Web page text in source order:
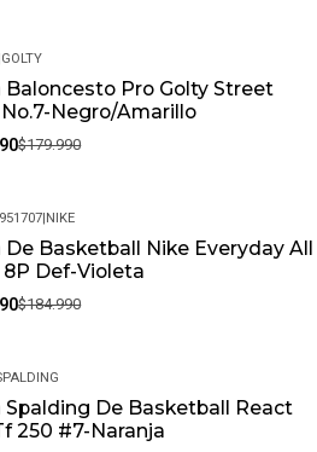
GOLTY
Baloncesto Pro Golty Street
Negro/Amarillo
$179.990
|NIKE
De Basketball Nike Everyday All
8P Def-Violeta
$184.990
Spalding De Basketball React
250 #7-Naranja